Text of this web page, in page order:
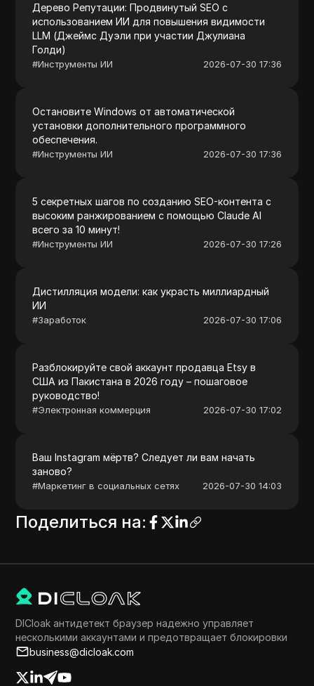
Дерево Репутации: Продвинутый SEO с
использованием ИИ для повышения видимости
LLM (Джеймс Дуэли при участии Джулиана
Голди)
#Инструменты ИИ 2026-07-30 17:36
Остановите Windows от автоматической
установки дополнительного программного
обеспечения.
#Инструменты ИИ 2026-07-30 17:36
5 секретных шагов по созданию SEO-контента с
высоким ранжированием с помощью Claude AI
всего за 10 минут!
#Инструменты ИИ 2026-07-30 17:26
Дистилляция модели: как украсть миллиардный
ИИ
#Заработок 2026-07-30 17:06
Разблокируйте свой аккаунт продавца Etsy в
США из Пакистана в 2026 году – пошаговое
руководство!
#Электронная коммерция 2026-07-30 17:02
Ваш Instagram мёртв? Следует ли вам начать
заново?
#Маркетинг в социальных сетях 2026-07-30 14:03
Поделиться на:
DICloak антидетект браузер надежно управляет
несколькими аккаунтами и предотвращает блокировки
business@dicloak.com